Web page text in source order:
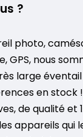
?
photo,
GPS, nous
large
en stock
de qualité et
appareils qui